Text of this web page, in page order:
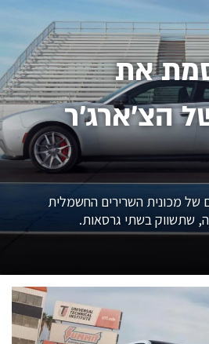
את
הצ'ארג'ר
של מכונית השרירים החשמלית
שתשווק בשתי גרסאות.